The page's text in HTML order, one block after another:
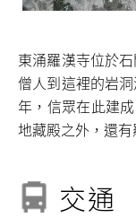
東涌羅漢寺位於
僧人到這裡的岩
年，信眾在此建
地藏殿之外，還
交通